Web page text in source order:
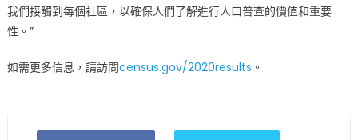
我們接觸到每個社區，以確保人們了解進行人口普查的價值和重要
性。”
如需更多信息，請訪問census.gov/2020results 。